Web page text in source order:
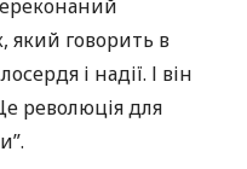
який говорить в
і надії. І він
революція для